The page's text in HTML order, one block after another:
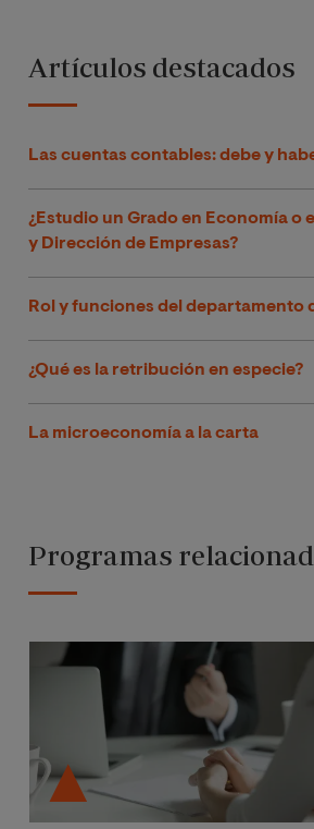
Artículos destacados
Las cuentas contables: debe y
¿Estudio un Grado en Economía o
y Dirección de Empresas?
Rol y funciones del departamento
¿Qué es la retribución en especie?
La microeconomía a la carta
Programas